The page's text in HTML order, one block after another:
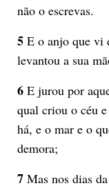
não o escrevas.
5E o anjo que vi
levantou a sua
6E jurou por
qual criou o céu
há, e o mar e o
demora;
7Mas nos dias